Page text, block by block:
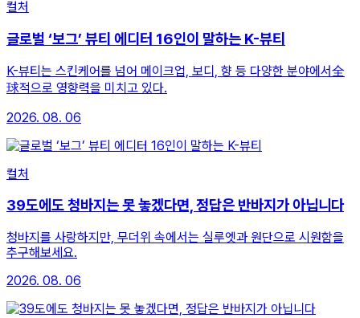
컬처
글로벌 ‘보그’ 뷰티 에디터 16인이 말하는 K-뷰티
K-뷰티는 스킨케어를 넘어 메이크업, 보디, 향 등 다양한 분야에서全
球적으로 영향력을 미치고 있다.
2026. 08. 06
컬처
39도에도 청바지는 못 놓겠다면, 정답은 반바지가 아닙니다
청바지를 사랑하지만, 무더위 속에서는 실루엣과 원단으로 시원함을
추구해보세요.
2026. 08. 06